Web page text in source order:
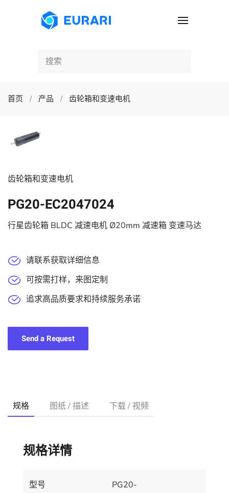
跳至主要内容
首页 产品 齿轮箱和变速电机
齿轮箱和变速电机
PG20-EC2047024
行星齿轮箱 BLDC 减速电机 Ø20mm 减速箱 变速马达
请联系获取详细信息
可按需打样，来图定制
追求高品质要求和持续服务承诺
Send a Request
规格 图纸 / 描述 下载 / 视频
规格详情
型号
PG20-